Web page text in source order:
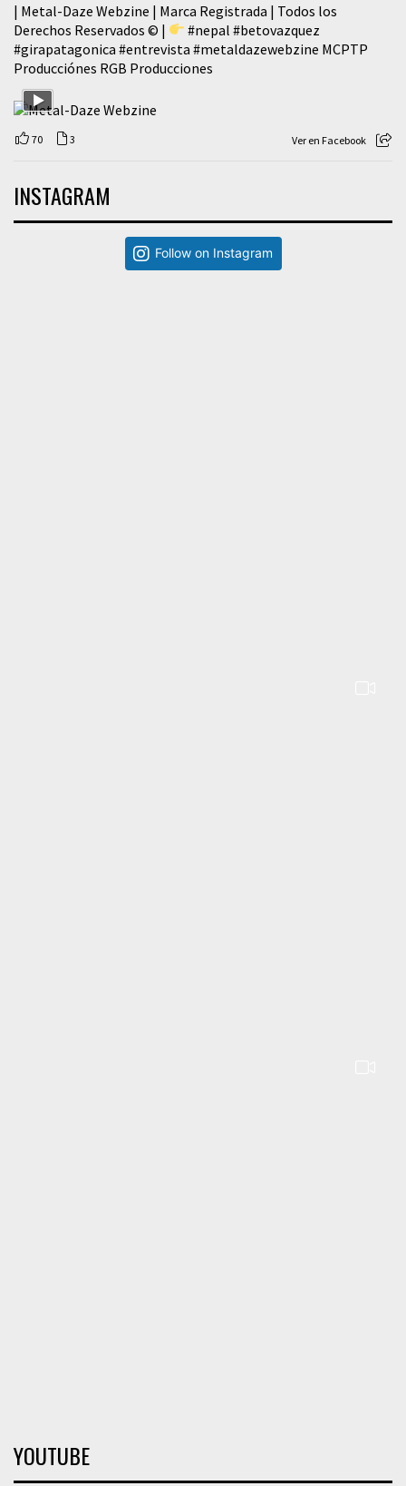
| Metal-Daze Webzine | Marca Registrada | Todos los
Derechos Reservados © |
#nepal #betovazquez
#girapatagonica #entrevista #metaldazewebzine MCPTP
Producciónes RGB Producciones
70 3 Ver en Facebook
INSTAGRAM
Follow on Instagram
YOUTUBE